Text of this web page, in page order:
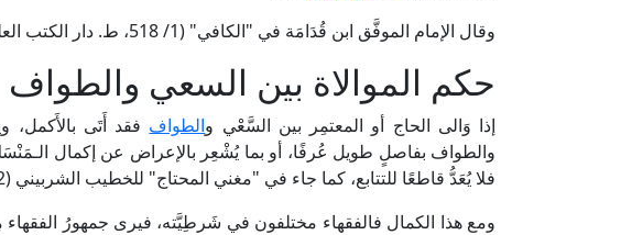
وقال الإمام الموفَّق ابن قُدَامَة في "الكافي" (1/ 518، ط. دار الكتب العلمية): [وعنه: أنه سُنَّة لا شيء على تاركه] اهـ.
حكم الموالاة بين السعي والطواف
إذا وَالى الحاج أو المعتمِر بين السَّعْي والطواف فقد أَتَى بالأَكمل،
والطواف بفاصلٍ طويل عُرفًا، أو بما يُشْعِر بالإعراض عن إكمال الـمَنْسَك
فلا يُعَدُّ قاطعًا للتتابع، كما جاء في "مغني المحتاج" للخطيب الشربيني (2/ 253، ط. دار الكتب العلمية).
ومع هذا الكمال فالفقهاء مختلفون في شَرطِيَّته، فيرى جمهورُ